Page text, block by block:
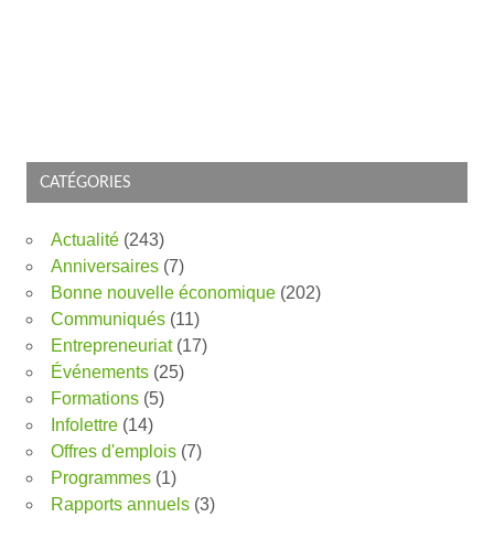
CATÉGORIES
Actualité (243)
Anniversaires (7)
Bonne nouvelle économique (202)
Communiqués (11)
Entrepreneuriat(17)
Événements (25)
Formations (5)
Infolettre (14)
Offres d'emplois (7)
Programmes (1)
Rapports annuels (3)